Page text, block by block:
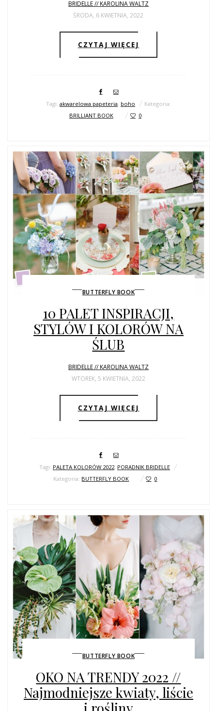
BRIDELLE // KAROLINA WALTZ
ŚRODA, 6 KWIETNIA, 2022
CZYTAJ WIĘCEJ
Tagi: akwarelowa papeteria, boho
Kategoria:
BRILLIANT BOOK
0
BUTTERFLY BOOK
10 PALET INSPIRACJI,
STYLÓW I KOLORÓW NA
ŚLUB
BRIDELLE // KAROLINA WALTZ
WTOREK, 5 KWIETNIA, 2022
CZYTAJ WIĘCEJ
Tagi: PALETA KOLORÓW 2022, PORADNIK BRIDELLE
Kategoria: BUTTERFLY BOOK 0
BUTTERFLY BOOK
OKO NA TRENDY 2022 //
Najmodniejsze kwiaty, liście